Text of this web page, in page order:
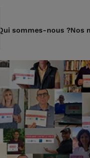
Qui sommes-nous ?Nos